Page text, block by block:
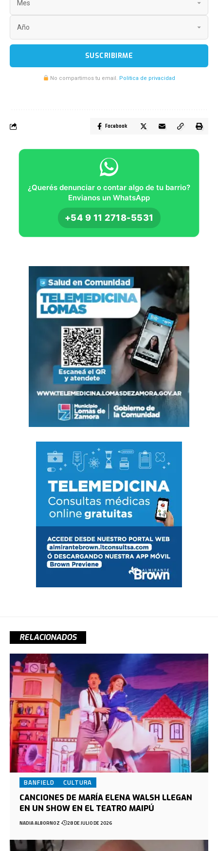
SUSCRIBIRME
No compartimos tu email. Politica de privacidad
Facebook
¿Querés denunciar o contar algo de tu barrio?
Envianos un WhatsApp
+54 9 11 2718-5531
RELACIONADOS
BANFIELD CULTURA
CANCIONES DE MARÍA ELENA WALSH LLEGAN
EN UN SHOW EN EL TEATRO MAIPÚ
NADIA ALBORNOZ 28 DE JULIO DE 2026